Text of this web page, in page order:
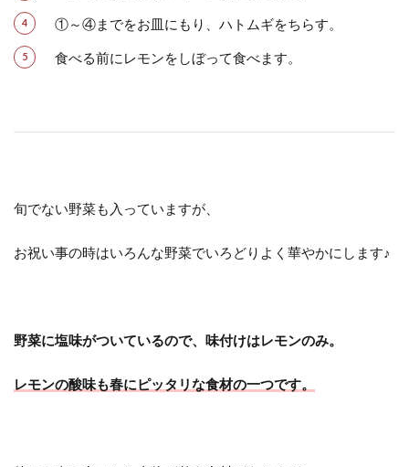
①～④までをお皿にもり、ハトムギをちらす。
食べる前にレモンをしぼって食べます。
旬でない野菜も入っていますが、
お祝い事の時はいろんな野菜でいろどりよく華やかにします♪
野菜に塩味がついているので、味付けはレモンのみ。
レモンの酸味も春にピッタリな食材の一つです。